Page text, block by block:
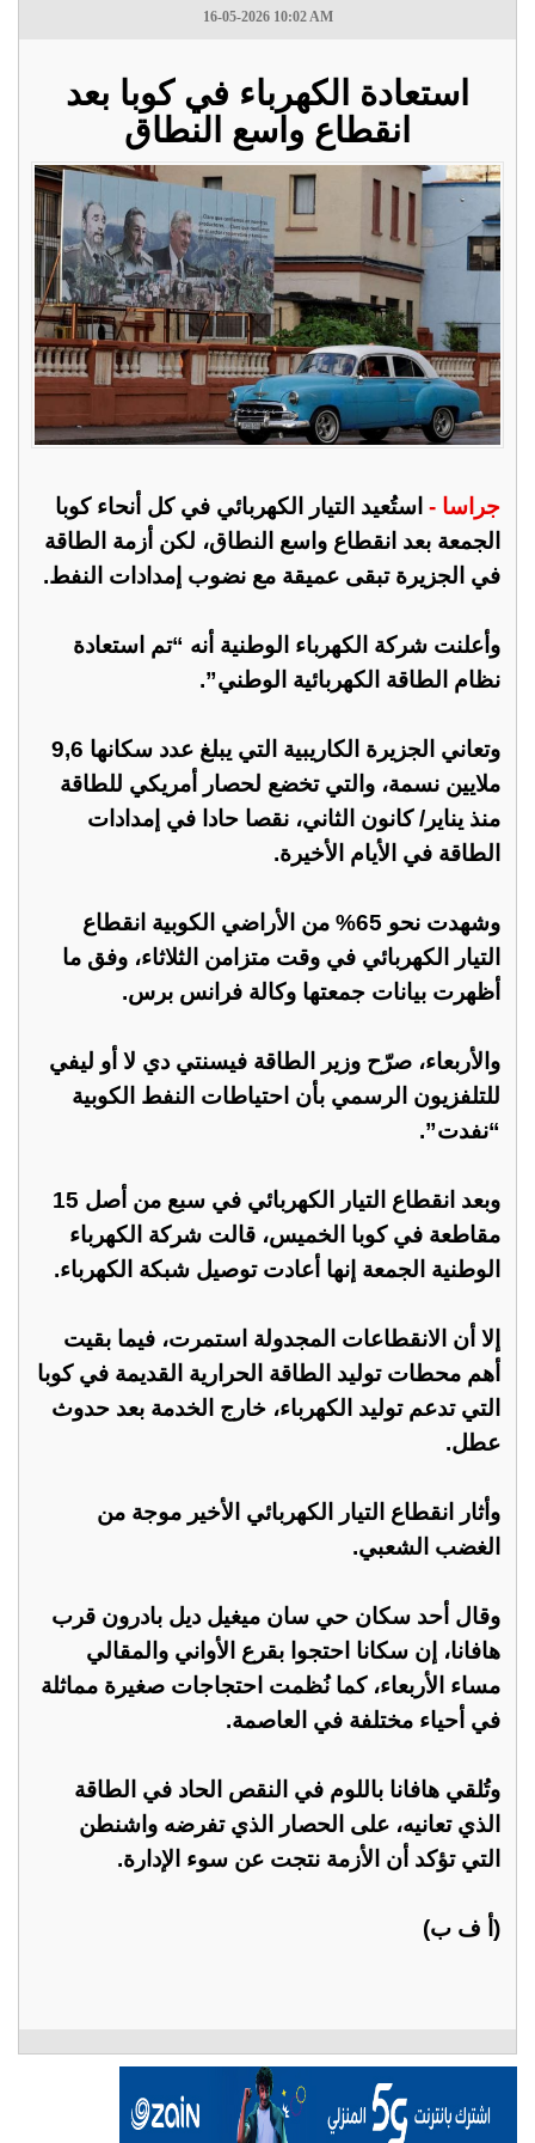
16-05-2026 10:02 AM
استعادة الكهرباء في كوبا بعد
انقطاع واسع النطاق
جراسا - استُعيد التيار الكهربائي في كل أنحاء كوبا
الجمعة بعد انقطاع واسع النطاق، لكن أزمة الطاقة
في الجزيرة تبقى عميقة مع نضوب إمدادات النفط.
وأعلنت شركة الكهرباء الوطنية أنه “تم استعادة
نظام الطاقة الكهربائية الوطني”.
وتعاني الجزيرة الكاريبية التي يبلغ عدد سكانها 9,6
ملايين نسمة، والتي تخضع لحصار أمريكي للطاقة
منذ يناير/ كانون الثاني، نقصا حادا في إمدادات
الطاقة في الأيام الأخيرة.
وشهدت نحو 65% من الأراضي الكوبية انقطاع
التيار الكهربائي في وقت متزامن الثلاثاء، وفق ما
أظهرت بيانات جمعتها وكالة فرانس برس.
والأربعاء، صرّح وزير الطاقة فيسنتي دي لا أو ليفي
للتلفزيون الرسمي بأن احتياطات النفط الكوبية
“نفدت”.
وبعد انقطاع التيار الكهربائي في سبع من أصل 15
مقاطعة في كوبا الخميس، قالت شركة الكهرباء
الوطنية الجمعة إنها أعادت توصيل شبكة الكهرباء.
إلا أن الانقطاعات المجدولة استمرت، فيما بقيت
أهم محطات توليد الطاقة الحرارية القديمة في كوبا
التي تدعم توليد الكهرباء، خارج الخدمة بعد حدوث
عطل.
وأثار انقطاع التيار الكهربائي الأخير موجة من
الغضب الشعبي.
وقال أحد سكان حي سان ميغيل ديل بادرون قرب
هافانا، إن سكانا احتجوا بقرع الأواني والمقالي
مساء الأربعاء، كما نُظمت احتجاجات صغيرة مماثلة
في أحياء مختلفة في العاصمة.
وتُلقي هافانا باللوم في النقص الحاد في الطاقة
الذي تعانيه، على الحصار الذي تفرضه واشنطن
التي تؤكد أن الأزمة نتجت عن سوء الإدارة.
(أ ف ب)